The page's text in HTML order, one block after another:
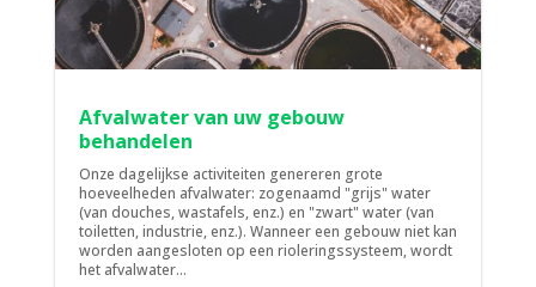
Afvalwater van uw gebouw
behandelen
Onze dagelijkse activiteiten genereren grote
hoeveelheden afvalwater: zogenaamd "grijs" water
(van douches, wastafels, enz.) en "zwart" water (van
toiletten, industrie, enz.). Wanneer een gebouw niet kan
worden aangesloten op een rioleringssysteem, wordt
het afvalwater...